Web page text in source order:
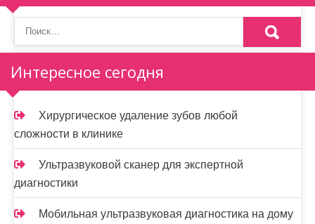
Интересное сегодня
Хирургическое удаление зубов любой
сложности в клинике
Ультразвуковой сканер для экспертной
диагностики
Мобильная ультразвуковая диагностика на дому